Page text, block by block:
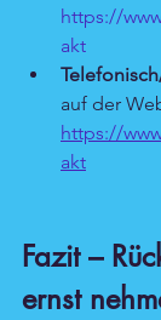
https://
akt
auf der
https://
akt
Fazit –
ernst